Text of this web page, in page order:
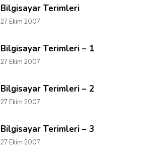
Bilgisayar Terimleri
27 Ekim 2007
Bilgisayar Terimleri – 1
27 Ekim 2007
Bilgisayar Terimleri – 2
27 Ekim 2007
Bilgisayar Terimleri – 3
27 Ekim 2007